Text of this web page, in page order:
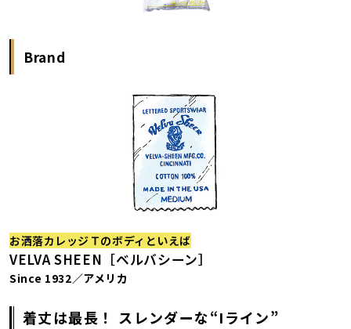
Brand
お洒落カレッジＴのボディといえば
VELVA SHEEN［ベルバシーン］
Since 1932／アメリカ
着丈は最長！ スレンダーな“Iライン”